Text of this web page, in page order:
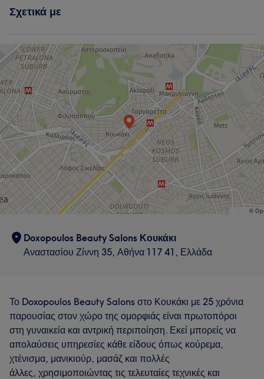
Μαλλιά
Σχετικά με
Doxopoulos Beauty Salons Κουκάκι
Αναστασίου Ζίννη 35, Αθήνα 117 41, Ελλάδα
Το Doxopoulos Beauty Salons στο Κουκάκι με 25 χρόνια
παρουσίας στον χώρο της ομορφιάς είναι πρωτοπόροι
στη γυναικεία και αντρική περιποίηση. Εκεί μπορείς να
απολαύσεις υπηρεσίες κάθε είδους όπως κούρεμα,
χτένισμα, μανικιούρ, μασάζ και πολλές
άλλες, χρησιμοποιώντας τις τελευταίες τεχνικές και